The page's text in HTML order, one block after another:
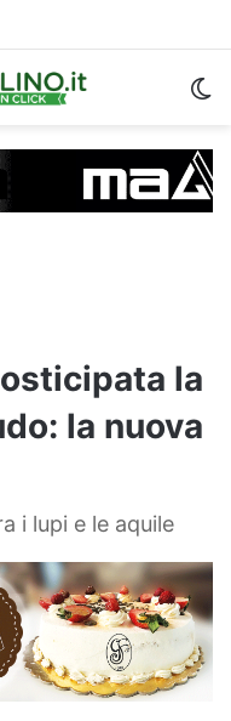
la
la nuova
i lupi e le aquile